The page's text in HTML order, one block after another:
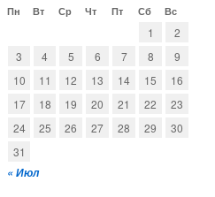
Пн Вт Ср Чт Пт Сб Вс
« Июл
1
2
3
4 5 6 7 8
9
10
11 12 13 14 15
16
17
18 19 20 21 22
23
24
25 26 27 28 29
30
31